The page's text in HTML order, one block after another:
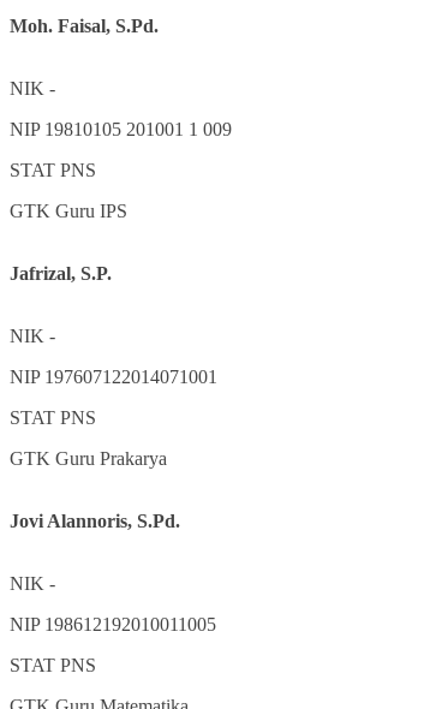
Moh. Faisal, S.Pd.
NIK -
NIP 19810105 201001 1 009
STAT PNS
GTK Guru IPS
Jafrizal, S.P.
NIK -
NIP 197607122014071001
STAT PNS
GTK Guru Prakarya
Jovi Alannoris, S.Pd.
NIK -
NIP 198612192010011005
STAT PNS